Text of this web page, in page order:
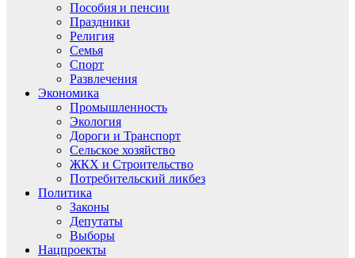
Пособия и пенсии
Праздники
Религия
Семья
Спорт
Развлечения
Экономика
Промышленность
Экология
Дороги и Транспорт
Сельское хозяйство
ЖКХ и Строительство
Потребительский ликбез
Политика
Законы
Депутаты
Выборы
Нацпроекты